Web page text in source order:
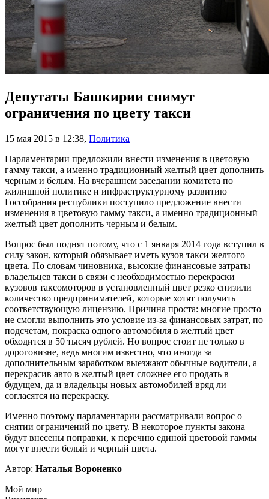
Депутаты Башкирии снимут
ограничения по цвету такси
15 мая 2015 в 12:38, Политика
Парламентарии предложили внести изменения в цветовую
гамму такси, а именно традиционный желтый цвет дополнить
черным и белым. На вчерашнем заседании комитета по
жилищной политике и инфраструктурному развитию
Госсобрания республики поступило предложение внести
изменения в цветовую гамму такси, а именно традиционный
желтый цвет дополнить черным и белым.
Вопрос был поднят потому, что с 1 января 2014 года вступил в
силу закон, который обязывает иметь кузов такси желтого
цвета. По словам чиновника, высокие финансовые затраты
владельцев такси в связи с необходимостью перекраски
кузовов таксомоторов в установленный цвет резко снизили
количество предпринимателей, которые хотят получить
соответствующую лицензию. Причина проста: многие просто
не смогли выполнить это условие из-за финансовых затрат, по
подсчетам, покраска одного автомобиля в желтый цвет
обходится в 50 тысяч рублей. Но вопрос стоит не только в
дороговизне, ведь многим известно, что иногда за
дополнительным заработком выезжают обычные водители, а
перекрасив авто в желтый цвет сложнее его продать в
будущем, да и владельцы новых автомобилей вряд ли
согласятся на перекраску.
Именно поэтому парламентарии рассматривали вопрос о
снятии ограничений по цвету. В некоторое пункты закона
будут внесены поправки, к перечню единой цветовой гаммы
могут внести белый и черный цвета.
Автор: Наталья Вороненко
Мой мир